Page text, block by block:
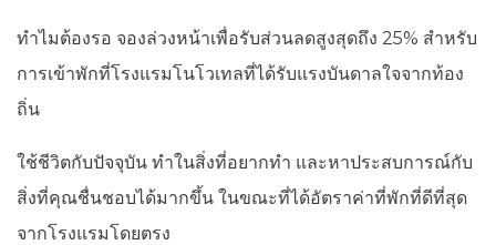
ทำไมต้องรอ จองล่วงหน้าเพื่อรับส่วนลดสูงสุดถึง 25% สำหรับ
การเข้าพักที่โรงแรมโนโวเทลที่ได้รับแรงบันดาลใจจากท้อง
ถิ่น
ใช้ชีวิตกับปัจจุบัน ทำในสิ่งที่อยากทำ และหาประสบการณ์กับ
สิ่งที่คุณชื่นชอบได้มากขึ้น ในขณะที่ได้อัตราค่าที่พักที่ดีที่สุด
จากโรงแรมโดยตรง